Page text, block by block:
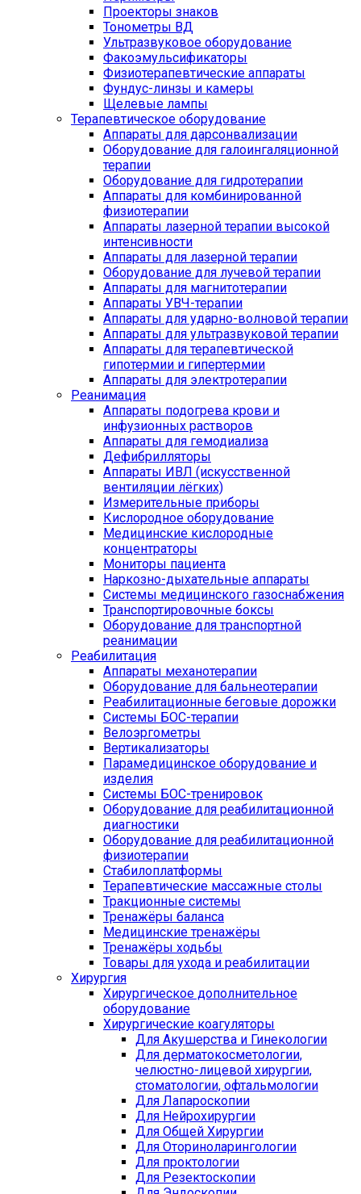
Проекторы знаков
Тонометры ВД
Ультразвуковое оборудование
Факоэмульсификаторы
Физиотерапевтические аппараты
Фундус-линзы и камеры
Щелевые лампы
Терапевтическое оборудование
Аппараты для дарсонвализации
Оборудование для галоингаляционной
терапии
Оборудование для гидротерапии
Аппараты для комбинированной
физиотерапии
Аппараты лазерной терапии высокой
интенсивности
Аппараты для лазерной терапии
Оборудование для лучевой терапии
Аппараты для магнитотерапии
Аппараты УВЧ-терапии
Аппараты для ударно-волновой терапии
Аппараты для ультразвуковой терапии
Аппараты для терапевтической
гипотермии и гипертермии
Аппараты для электротерапии
Реанимация
Аппараты подогрева крови и
инфузионных растворов
Аппараты для гемодиализа
Дефибрилляторы
Аппараты ИВЛ (искусственной
вентиляции лёгких)
Измерительные приборы
Кислородное оборудование
Медицинские кислородные
концентраторы
Мониторы пациента
Наркозно-дыхательные аппараты
Системы медицинского газоснабжения
Транспортировочные боксы
Оборудование для транспортной
реанимации
Реабилитация
Аппараты механотерапии
Оборудование для бальнеотерапии
Реабилитационные беговые дорожки
Системы БОС-терапии
Велоэргометры
Вертикализаторы
Парамедицинское оборудование и
изделия
Системы БОС-тренировок
Оборудование для реабилитационной
диагностики
Оборудование для реабилитационной
физиотерапии
Стабилоплатформы
Терапевтические массажные столы
Тракционные системы
Тренажёры баланса
Медицинские тренажёры
Тренажёры ходьбы
Товары для ухода и реабилитации
Хирургия
Хирургическое дополнительное
оборудование
Хирургические коагуляторы
Для Акушерства и Гинекологии
Для дерматокосметологии,
челюстно-лицевой хирургии,
стоматологии, офтальмологии
Для Лапароскопии
Для Нейрохирургии
Для Общей Хирургии
Для Оториноларингологии
Для проктологии
Для Резектоскопии